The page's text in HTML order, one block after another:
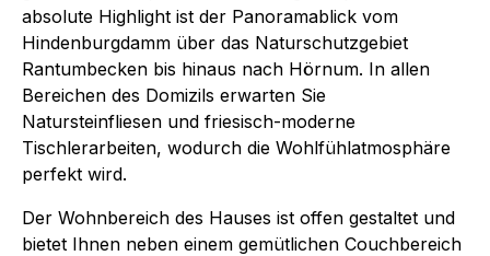
absolute Highlight ist der Panoramablick vom
Hindenburgdamm über das Naturschutzgebiet
Rantumbecken bis hinaus nach Hörnum. In allen
Bereichen des Domizils erwarten Sie
Natursteinfliesen und friesisch-moderne
Tischlerarbeiten, wodurch die Wohlfühlatmosphäre
perfekt wird.
Der Wohnbereich des Hauses ist offen gestaltet und
bietet Ihnen neben einem gemütlichen Couchbereich